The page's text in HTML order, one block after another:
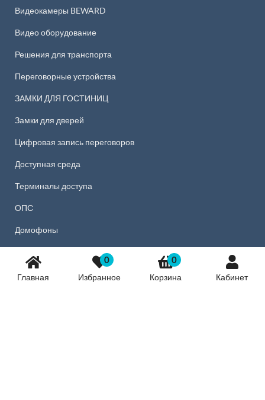
Главная
0
Избранное
0
Корзина Кабинет
Видеокамеры BEWARD
Видео оборудование
Решения для транспорта
Переговорные устройства
ЗАМКИ ДЛЯ ГОСТИНИЦ
Замки для дверей
Цифровая запись переговоров
Доступная среда
Терминалы доступа
ОПС
Домофоны
Источники питания и АКБ
Досмотровые зеркала